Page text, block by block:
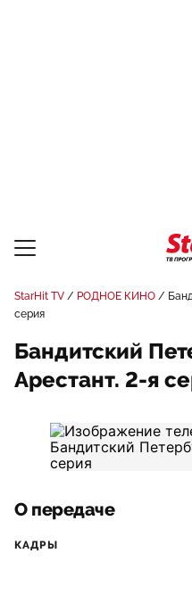
StarHit TV РОДНОЕ КИНО
серия
Бандитский
Арестант. 2-я
О передаче
КАДРЫ